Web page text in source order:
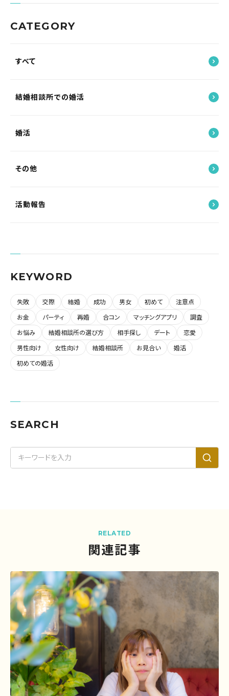
CATEGORY
すべて
結婚相談所での婚活
婚活
その他
活動報告
KEYWORD
失敗 交際 結婚 成功 男女 初めて
注意点
お金
パーティ 再婚 合コン マッチングアプリ
調査
お悩み
結婚相談所の選び方 相手探し デート
恋愛
男性向け
女性向け 結婚相談所 お見合い
婚活
初めての婚活
SEARCH
RELATED
関連記事